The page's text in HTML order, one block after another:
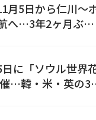
月5日から仁川〜
へ…3年2ヶ月ぶり
に「ソウル世界
…韓・米・英の3